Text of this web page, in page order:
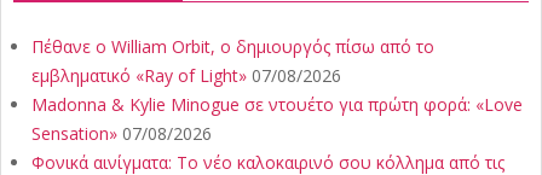
Πέθανε ο William Orbit, ο δημιουργός πίσω από το
εμβληματικό «Ray of Light» 07/08/2026
Madonna & Kylie Minogue σε ντουέτο για πρώτη φορά: «Love
Sensation» 07/08/2026
Φονικά αινίγματα: Το νέο καλοκαιρινό σου κόλλημα από τις